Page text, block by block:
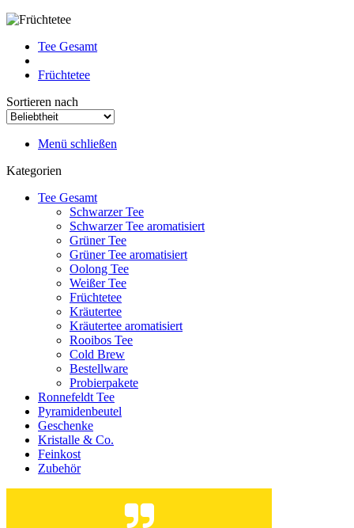
Tee Gesamt
Früchtetee
Sortieren nach
Menü schließen
Kategorien
Tee Gesamt
Schwarzer Tee
Schwarzer Tee aromatisiert
Grüner Tee
Grüner Tee aromatisiert
Oolong Tee
Weißer Tee
Früchtetee
Kräutertee
Kräutertee aromatisiert
Rooibos Tee
Cold Brew
Bestellware
Probierpakete
Ronnefeldt Tee
Pyramidenbeutel
Geschenke
Kristalle & Co.
Feinkost
Zubehör